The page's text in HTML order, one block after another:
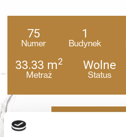
Numer
75
Budynek
1
Metraż
33.33 m2
Status
Wolne